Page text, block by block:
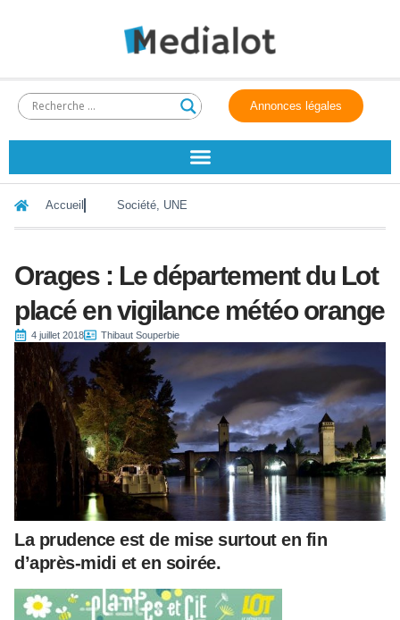
Annonces légales
Accueil Société, UNE
Orages : Le département du Lot
placé en vigilance météo orange
4 juillet 2018 Thibaut Souperbie
La prudence est de mise surtout en fin
d’après-midi et en soirée.